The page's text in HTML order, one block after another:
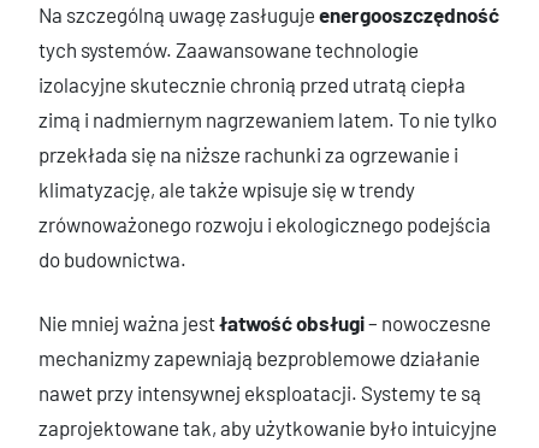
Na szczególną uwagę zasługuje energooszczędność
tych systemów. Zaawansowane technologie
izolacyjne skutecznie chronią przed utratą ciepła
zimą i nadmiernym nagrzewaniem latem. To nie tylko
przekłada się na niższe rachunki za ogrzewanie i
klimatyzację, ale także wpisuje się w trendy
zrównoważonego rozwoju i ekologicznego podejścia
do budownictwa.
Nie mniej ważna jestłatwość obsługi– nowoczesne
mechanizmy zapewniają bezproblemowe działanie
nawet przy intensywnej eksploatacji. Systemy te są
zaprojektowane tak, aby użytkowanie było intuicyjne